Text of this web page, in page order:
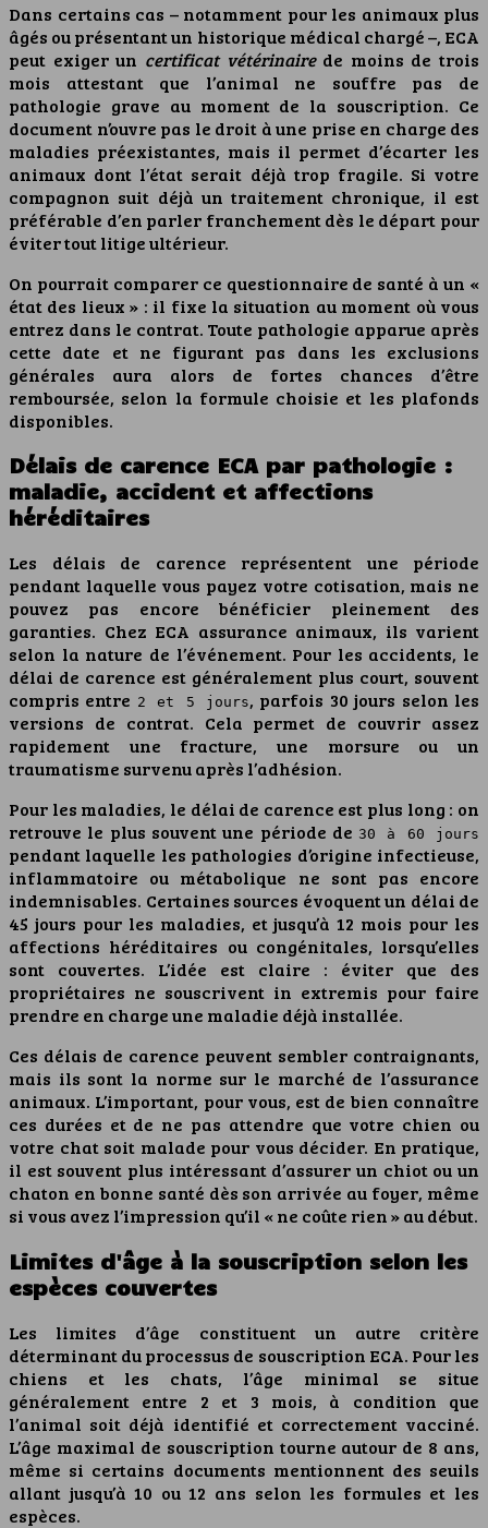
Dans certains cas – notamment pour les animaux plus
âgés ou présentant un historique médical chargé –, ECA
peut exiger un certificat vétérinairede moins de trois
mois attestant que l’animal ne souffre pas de
pathologie grave au moment de la souscription. Ce
document n’ouvre pas le droit à une prise en charge des
maladies préexistantes, mais il permet d’écarter les
animaux dont l’état serait déjà trop fragile. Si votre
compagnon suit déjà un traitement chronique, il est
préférable d’en parler franchement dès le départ pour
éviter tout litige ultérieur.
On pourrait comparer ce questionnaire de santé à un «
état des lieux » : il fixe la situation au moment où vous
entrez dans le contrat. Toute pathologie apparue après
cette date et ne figurant pas dans les exclusions
générales aura alors de fortes chances d’être
remboursée, selon la formule choisie et les plafonds
disponibles.
Délais de carence ECA par pathologie :
maladie, accident et affections
héréditaires
Les délais de carence représentent une période
pendant laquelle vous payez votre cotisation, mais ne
pouvez pas encore bénéficier pleinement des
garanties. Chez ECA assurance animaux, ils varient
selon la nature de l’événement. Pour les accidents, le
délai de carence est généralement plus court, souvent
compris entre 2 et 5 jours, parfois 30 jours selon les
versions de contrat. Cela permet de couvrir assez
rapidement une fracture, une morsure ou un
traumatisme survenu après l’adhésion.
Pour les maladies, le délai de carence est plus long : on
retrouve le plus souvent une période de 30 à 60 jours
pendant laquelle les pathologies d’origine infectieuse,
inflammatoire ou métabolique ne sont pas encore
indemnisables. Certaines sources évoquent un délai de
45 jours pour les maladies, et jusqu’à 12 mois pour les
affections héréditaires ou congénitales, lorsqu’elles
sont couvertes. L’idée est claire : éviter que des
propriétaires ne souscrivent in extremis pour faire
prendre en charge une maladie déjà installée.
Ces délais de carence peuvent sembler contraignants,
mais ils sont la norme sur le marché de l’assurance
animaux. L’important, pour vous, est de bien connaître
ces durées et de ne pas attendre que votre chien ou
votre chat soit malade pour vous décider. En pratique,
il est souvent plus intéressant d’assurer un chiot ou un
chaton en bonne santé dès son arrivée au foyer, même
si vous avez l’impression qu’il « ne coûte rien » au début.
Limites d'âge à la souscription selon les
espèces couvertes
Les limites d’âge constituent un autre critère
déterminant du processus de souscription ECA. Pour les
chiens et les chats, l’âge minimal se situe
généralement entre 2 et 3 mois, à condition que
l’animal soit déjà identifié et correctement vacciné.
L’âge maximal de souscription tourne autour de 8 ans,
même si certains documents mentionnent des seuils
allant jusqu’à 10 ou 12 ans selon les formules et les
espèces.